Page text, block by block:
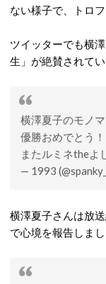
ない様子で、トロ
ツイッターでも横
生」が絶賛されてい
横澤夏子のモノ
優勝おめでとう！
またルミネtheよ
— 1993
横澤夏子さんは放
で心境を報告しまし